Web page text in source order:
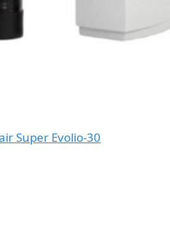
Super Evolio-30